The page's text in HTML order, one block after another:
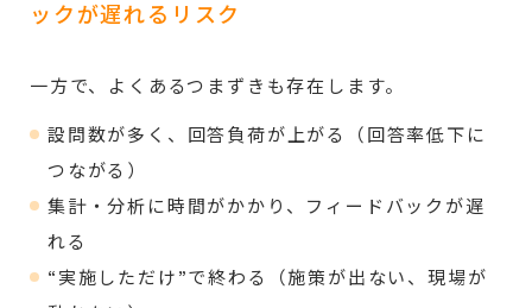
ックが遅れるリスク
一方で、よくあるつまずきも存在します。
設問数が多く、回答負荷が上がる（回答率低下に
つながる）
集計・分析に時間がかかり、フィードバックが遅
れる
“実施しただけ”で終わる（施策が出ない、現場が